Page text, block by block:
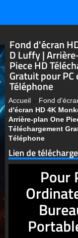
Fond d'écran
D Luffy |
Piece HD
Gratuit pour PC
Téléphone
Accueil » Fond
d'écran HD 4K
Arrière-plan One
Téléchargement
Téléphone
Lien de
Pour